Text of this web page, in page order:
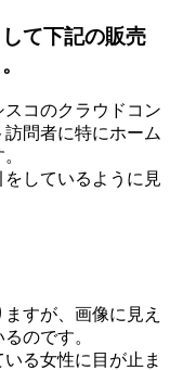
て下記の販売
コのクラウドコン
問者に特にホーム
しているように見
すが、画像に見え
のです。
る女性に目が止ま